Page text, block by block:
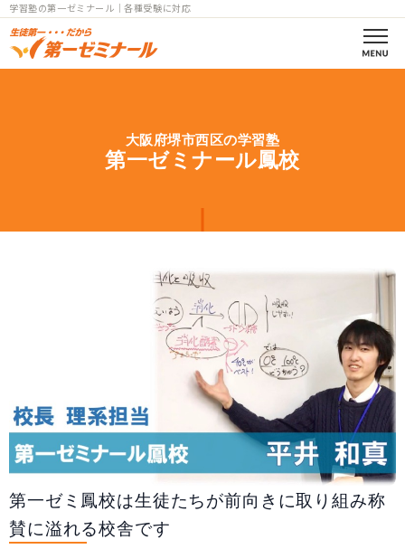
学習塾の第一ゼミナール｜各種受験に対応
個別指導
小中高
大阪府 兵庫県 和歌山県 広島県
合格実績
受験情報
大阪府堺市西区の学習塾
第一ゼミナール鳳校
第一ゼミ鳳校は生徒たちが前向きに取り組み称
賛に溢れる校舎です